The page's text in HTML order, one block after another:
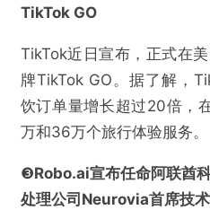
@AI芯天下
芯报丨“芯驰科技”完成近
欺诈 色
TikTok GO
TikTok近日宣布，正式在
牌TikTok GO。据了解，
饮订单量增长超过20倍，
万和36万个旅行体验服务。
❸Robo.ai宣布任命阿联酋
处理公司Neurovia首席技